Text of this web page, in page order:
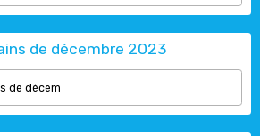
de décembre 2023
de décem